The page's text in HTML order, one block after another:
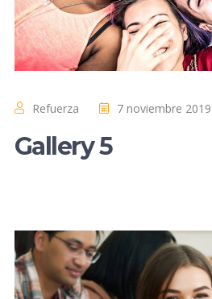
Refuerza 7 noviembre 2019
Gallery 5